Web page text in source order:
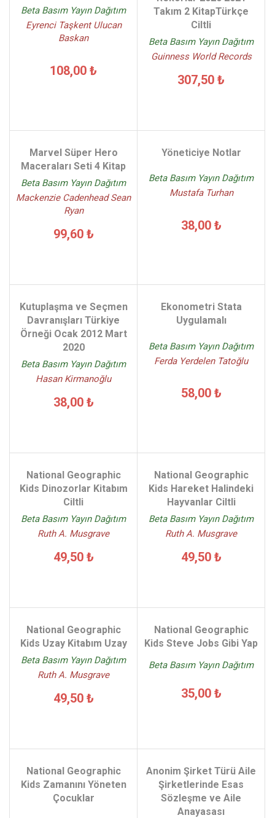
Beta Basım Yayın Dağıtım
Eyrenci Taşkent Ulucan
Baskan
108,00 ₺
Takım 2 KitapTürkçe
Ciltli
Beta Basım Yayın Dağıtım
Guinness World Records
307,50 ₺
Marvel Süper Hero
Maceraları Seti 4 Kitap
Beta Basım Yayın Dağıtım
Mackenzie Cadenhead Sean
Ryan
99,60 ₺
Yöneticiye Notlar
Beta Basım Yayın Dağıtım
Mustafa Turhan
38,00 ₺
Kutuplaşma ve Seçmen
Davranışları Türkiye
Örneği Ocak 2012 Mart
2020
Beta Basım Yayın Dağıtım
Hasan Kirmanoğlu
38,00 ₺
Ekonometri Stata
Uygulamalı
Beta Basım Yayın Dağıtım
Ferda Yerdelen Tatoğlu
58,00 ₺
National Geographic
Kids Dinozorlar Kitabım
Ciltli
Beta Basım Yayın Dağıtım
Ruth A. Musgrave
49,50 ₺
National Geographic
Kids Hareket Halindeki
Hayvanlar Ciltli
Beta Basım Yayın Dağıtım
Ruth A. Musgrave
49,50 ₺
National Geographic
Kids Uzay Kitabım Uzay
Beta Basım Yayın Dağıtım
Ruth A. Musgrave
49,50 ₺
National Geographic
Kids Steve Jobs Gibi Yap
Beta Basım Yayın Dağıtım
35,00 ₺
National Geographic
Kids Zamanını Yöneten
Çocuklar
Anonim Şirket Türü Aile
Şirketlerinde Esas
Sözleşme ve Aile
Anayasası